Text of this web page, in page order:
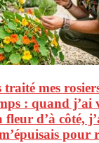
traité mes
: quand j’ai
fleur d’à côté,
pour